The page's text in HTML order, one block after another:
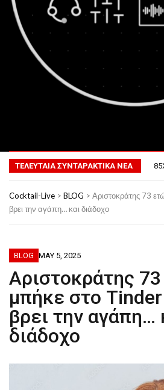
ΤΕΛΕΥΤΑΙΑ ΣΥΝΤΑΡΑΚΤΙΚΑ ΝΕΑ
Cocktail-Live > BLOG > Αριστοκράτης 73
βρει την αγάπη… και διάδοχο
BLOG MAY 5, 2025
Αριστοκράτης
μπήκε στο Tinder
βρει την αγάπη…
διάδοχο